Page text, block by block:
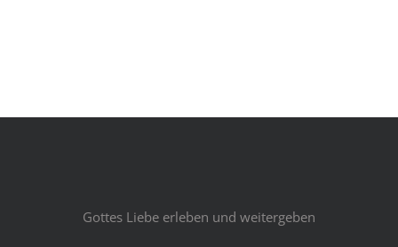
Gottes Liebe erleben und weitergeben